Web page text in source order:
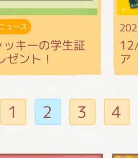
ュース
キーの学生証
ント！
ア
1 2 3 4